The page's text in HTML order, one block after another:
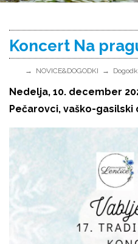
Koncert Na
NOVICE&DOGODKI
Nedelja, 10. december
Pečarovci, vaško-gasilski